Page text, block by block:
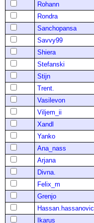
Rohann
Rondra
Sanchopansa
Savvy99
Shiera
Stefanski
Stijn
Trent.
Vasilevon
Viljem_ii
Xandl
Yanko
Ana_nass
Arjana
Divna.
Felix_m
Grenjo
Hassan.hassanovic
Ikarus